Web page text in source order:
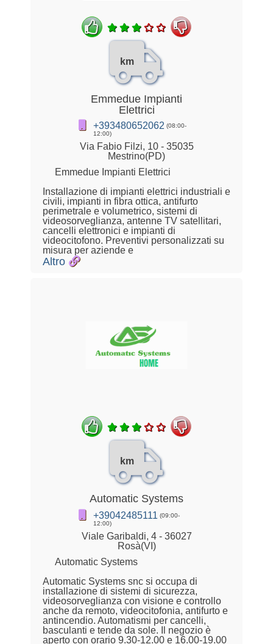
km
Emmedue Impianti
Elettrici
+393480652062 (08:00-
12:00)
Via Fabio Filzi, 10 - 35035
Mestrino(PD)
Emmedue Impianti Elettrici
Installazione di impianti elettrici industriali e
civili, impianti in fibra ottica, antifurto
perimetrale e volumetrico, sistemi di
videosorveglianza, antenne TV satellitari,
cancelli elettronici e impianti di
videocitofono. Preventivi personalizzati su
misura per aziende e
Altro
km
Automatic Systems
+39042485111 (09:00-
12:00)
Viale Garibaldi, 4 - 36027
Rosà(VI)
Automatic Systems
Automatic Systems snc si occupa di
installazione di sistemi di sicurezza,
videosorveglianza con visione e controllo
anche da remoto, videocitofonia, antifurto e
antincendio. Automatismi per cancelli,
basculanti e tende da sole. Il negozio è
aperto con orario 9.30-12.00 e 16.00-19.00